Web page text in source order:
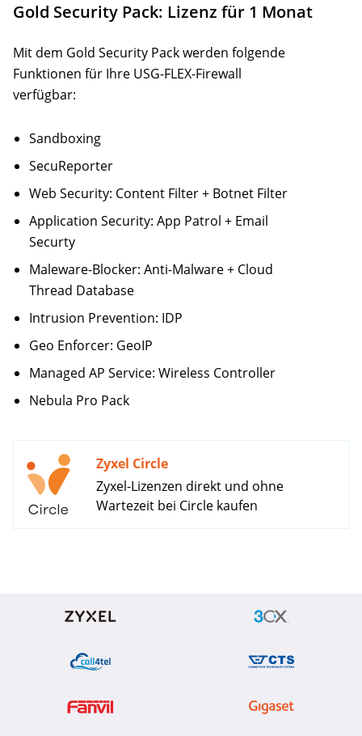
Gold Security Pack: Lizenz für 1 Monat
Mit dem Gold Security Pack werden folgende
Funktionen für Ihre USG-FLEX-Firewall
verfügbar:
Sandboxing
SecuReporter
Web Security: Content Filter + Botnet Filter
Application Security: App Patrol + Email
Securty
Maleware-Blocker: Anti-Malware + Cloud
Thread Database
Intrusion Prevention: IDP
Geo Enforcer: GeoIP
Managed AP Service: Wireless Controller
Nebula Pro Pack
Zyxel Circle
Zyxel-Lizenzen direkt und ohne
Wartezeit bei Circle kaufen